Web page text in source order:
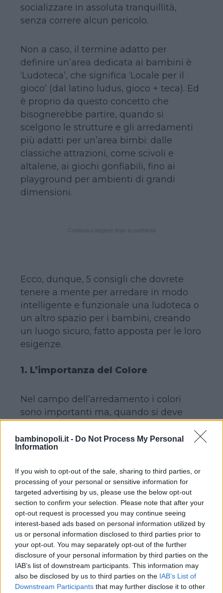
bambinopoli.it - Do Not Process My Personal
Information
If you wish to opt-out of the sale, sharing to third parties, or
processing of your personal or sensitive information for
targeted advertising by us, please use the below opt-out
section to confirm your selection. Please note that after your
opt-out request is processed you may continue seeing
interest-based ads based on personal information utilized by
us or personal information disclosed to third parties prior to
your opt-out. You may separately opt-out of the further
disclosure of your personal information by third parties on the
IAB’s list of downstream participants. This information may
also be disclosed by us to third parties on the IAB’s List of
Downstream Participants that may further disclose it to other
socializzare in assoluta tranquillità,
senza correre alcun pericolo.
Non a caso, il termine adatto per
definire un’area dedicata ai bambini è
‘Ludoteca’, che significa ‘Locale per il
gioco’ (dal latino ludus, gioco + teca). Ed
è proprio da questo concetto che
bisognerebbe partire, quando si
scelgono le strutture e gli arredamenti
più adatti per un’area bimbi: dalle
classiche attrazioni, come scivoli e
altalene, ai giochi gonfiabili, fino ai
playground per ambienti di grandi
dimensioni.
Ecco, dunque, 5 consigli che dovrete
tenere a mente per arredare in modo
intelligente e funzionale una ludoteca o
un altro spazio per i bambini, creando
un luogo sicuro, fatto apposta per le loro
esigenze.
1. L’importanza del Colore
Nel campo dell’arredamento i colori
sono importanti ma, quando si deve
giocano un ruolo di primissimo piano.
Accesi e brillanti, trasformano anche il
divertente, accattivante, capace di
stimolare la loro fantasia. Ecco perché i
mobili e le strutture di una ludoteca
dovrebbero essere sempre coloratissimi:
rosso, giallo, arancio, azzurro, rosa.
2. La scelta dei materiali
Anche i materiali sono fondamentali, se